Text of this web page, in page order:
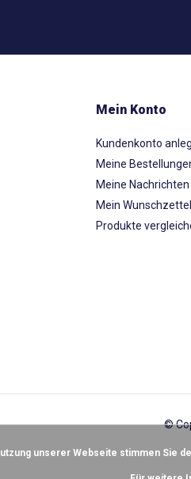
Mein Konto
Kundenkonto
Meine
Meine
Mein Wunschzettel
Produkte
©
unserer Webseite stimmen Sie